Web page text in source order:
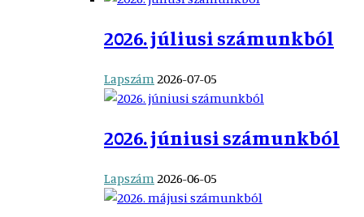
2026. júliusi számunkból
Lapszám 2026-07-05
2026. júniusi számunkból
Lapszám 2026-06-05